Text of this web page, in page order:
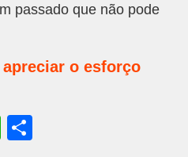
passado que não pode
apreciar o esforço
W